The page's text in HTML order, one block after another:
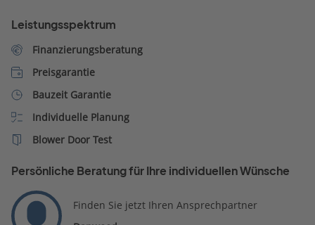
Leistungsspektrum
Finanzierungsberatung
Preisgarantie
Bauzeit Garantie
Individuelle Planung
Blower Door Test
Persönliche Beratung für Ihre individuellen Wünsche
Finden Sie jetzt Ihren Ansprechpartner